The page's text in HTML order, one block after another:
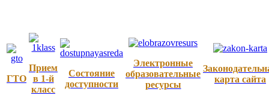
ГТО
Прием
в 1-й
класс
Состояние
доступности
Электронные
образовательные
ресурсы
карта сайта